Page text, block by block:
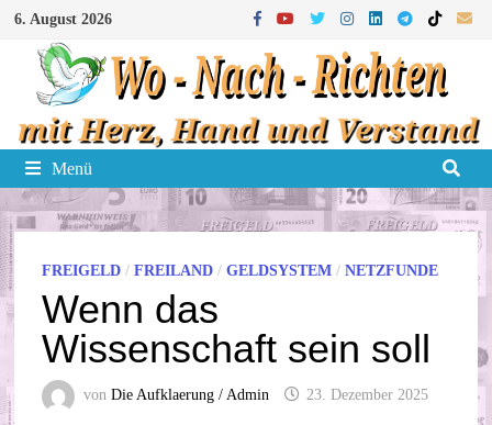
Zum
Inhalt
springen
6. August 2026
Menü
FREIGELD /FREILAND /GELDSYSTEM /NETZFUNDE
Wenn das
Wissenschaft sein soll
vonDie Aufklaerung / Admin 23. Dezember 2025